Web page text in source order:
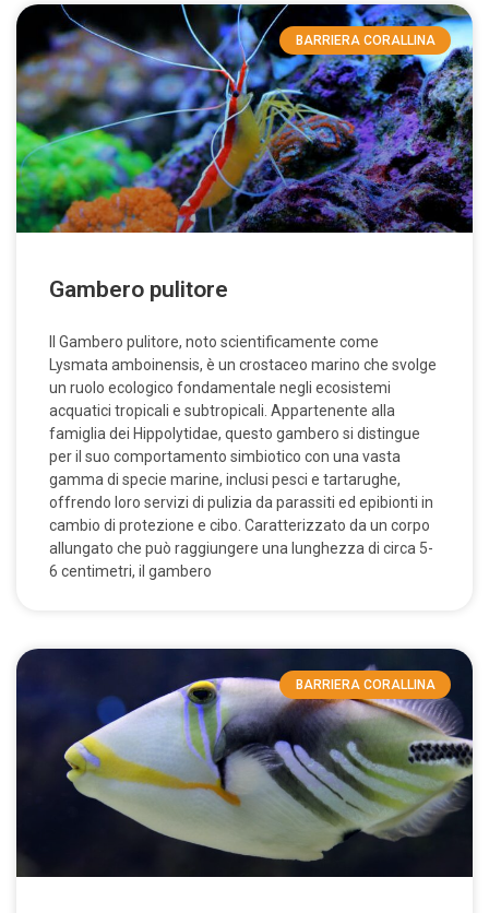
BARRIERA CORALLINA
Gambero pulitore
Il Gambero pulitore, noto scientificamente come
Lysmata amboinensis, è un crostaceo marino che svolge
un ruolo ecologico fondamentale negli ecosistemi
acquatici tropicali e subtropicali. Appartenente alla
famiglia dei Hippolytidae, questo gambero si distingue
per il suo comportamento simbiotico con una vasta
gamma di specie marine, inclusi pesci e tartarughe,
offrendo loro servizi di pulizia da parassiti ed epibionti in
cambio di protezione e cibo. Caratterizzato da un corpo
allungato che può raggiungere una lunghezza di circa 5-
6 centimetri, il gambero
BARRIERA CORALLINA